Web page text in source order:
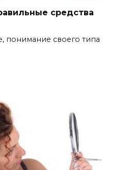
средства
понимание своего типа